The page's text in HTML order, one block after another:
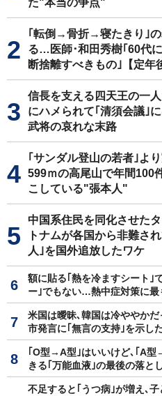
た"本当の争点"
｢転倒→骨折→寝たきり｣
る…医師･和田秀樹｢60代
断捨離すべきもの｣【定年
信長を支える四天王の一
にハメられて｢清須会議｣
武将の哀れな末路
｢サンダル登山の若者｣よ
599ｍの高尾山で年間100
こしている"張本人"
中国系住民を同化させた
トナムが各国から非難さ
人｣を国外追放したワケ
額に貼る｢熱を冷ますシート｣
ー｣でもない…熱中症対策に最
米国は曖昧､韓国は冷ややか
市発言に｢無言の支持｣を示し
｢O型→A型｣はいいけど､｢A
きる｢万能血液｣の最後の落と
不足すると｢うつ病｣が増え､